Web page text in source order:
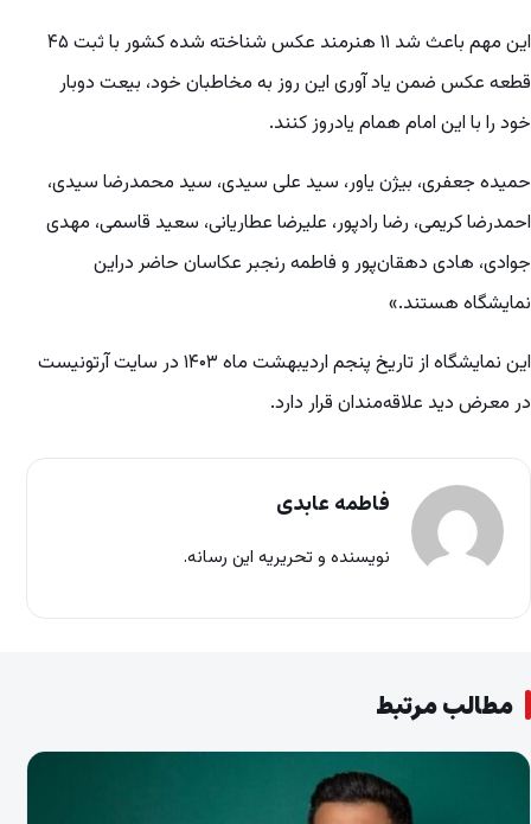
این مهم باعث شد ۱۱ هنرمند عکس شناخته شده کشور با ثبت ۴۵
قطعه عکس ضمن یاد آوری این روز به مخاطبان خود، بیعت دوبار
خود را با این امام همام یادروز کنند.
حمیده جعفری، بیژن یاور، سید علی سیدی، سید محمدرضا سیدی،
احمدرضا کریمی، رضا رادپور، علیرضا عطاریانی، سعید قاسمی، مهدی
جوادی، هادی دهقان‌پور و فاطمه رنجبر عکاسان حاضر دراین
نمایشگاه هستند.»
این نمایشگاه از تاریخ پنجم اردیبهشت ماه ۱۴۰۳ در سایت آرتونیست
در معرض دید علاقه‌مندان قرار دارد.
فاطمه عابدی
نویسنده و تحریریه این رسانه.
مطالب مرتبط